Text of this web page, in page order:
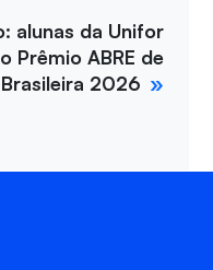
alunas da Unifor
Prêmio ABRE de
2026